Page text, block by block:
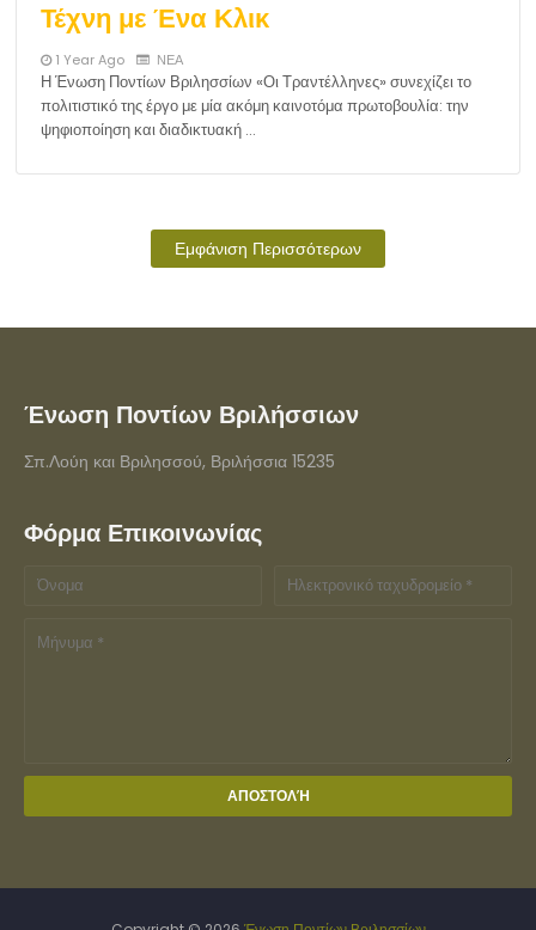
Τέχνη με Ένα Κλικ
1 Year Ago ΝΕΑ
Η Ένωση Ποντίων Βριλησσίων «Οι Τραντέλληνες» συνεχίζει το
πολιτιστικό της έργο με μία ακόμη καινοτόμα πρωτοβουλία: την
ψηφιοποίηση και διαδικτυακή …
Εμφάνιση Περισσότερων
Ένωση Ποντίων Βριλήσσιων
Σπ.Λούη και Βριλησσού, Βριλήσσια 15235
Φόρμα Επικοινωνίας